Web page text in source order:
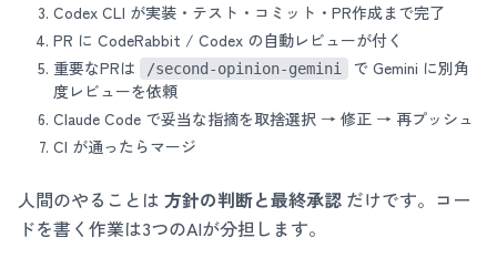
Codex CLI が実装・テスト・コミット・PR作成まで完了
PR に CodeRabbit / Codex の自動レビューが付く
重要なPRは
/second-opinion-gemini
で Gemini に別角
度レビューを依頼
Claude Code で妥当な指摘を取捨選択 → 修正 → 再プッシュ
CI が通ったらマージ
人間のやることは 方針の判断と最終承認 だけです。コー
ドを書く作業は3つのAIが分担します。